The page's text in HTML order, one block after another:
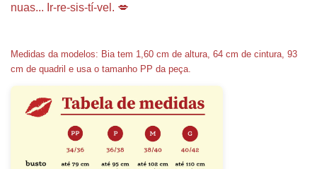
nuas... Ir-re-sis-tí-vel. 💋
Medidas da modelos: Bia tem 1,60 cm de altura, 64 cm de cintura, 93
cm de quadril e usa o tamanho PP da peça.